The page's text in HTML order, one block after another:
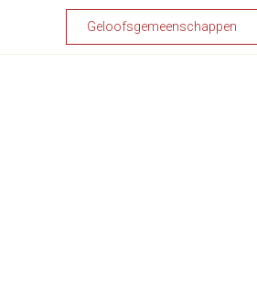
Geloofsgemeenschappen